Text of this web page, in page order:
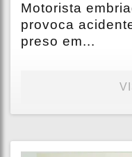
Motorista
provoca
preso em...